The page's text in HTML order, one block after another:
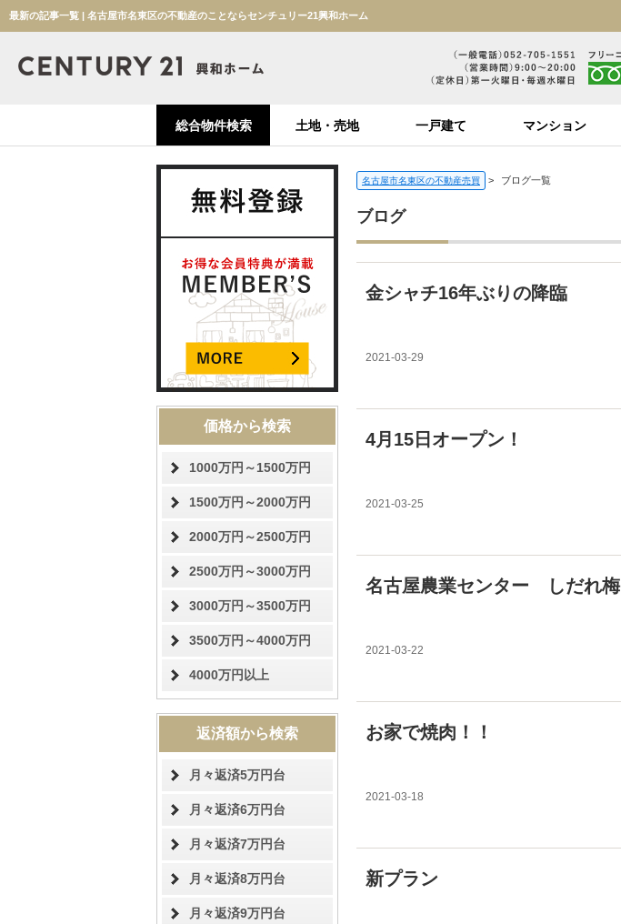
最新の記事一覧 | 名古屋市名東区の不動産のことならセンチュリー21興和ホーム
総合物件検索 土地・売地 一戸建て マンション
名古屋市名東区の不動産売買 > ブログ一覧
ブログ
金シャチ16年ぶりの降臨
2021-03-29
4月15日オープン！
2021-03-25
名古屋農業センター しだれ梅
2021-03-22
お家で焼肉！！
2021-03-18
新プラン
価格から検索
1000万円～1500万円
1500万円～2000万円
2000万円～2500万円
2500万円～3000万円
3000万円～3500万円
3500万円～4000万円
4000万円以上
返済額から検索
月々返済5万円台
月々返済6万円台
月々返済7万円台
月々返済8万円台
月々返済9万円台